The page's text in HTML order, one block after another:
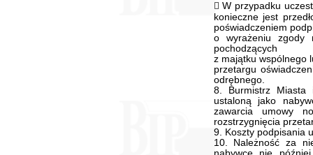
 W przypadku
konieczne jest
poświadczeniem
o wyrażeniu zgody
pochodzących
z majątku wspólnego
przetargu
odrębnego.
8. Burmistrz Miasta
ustaloną jako
zawarcia umowy
rozstrzygnięcia
9. Koszty podpisania
10. Należność za